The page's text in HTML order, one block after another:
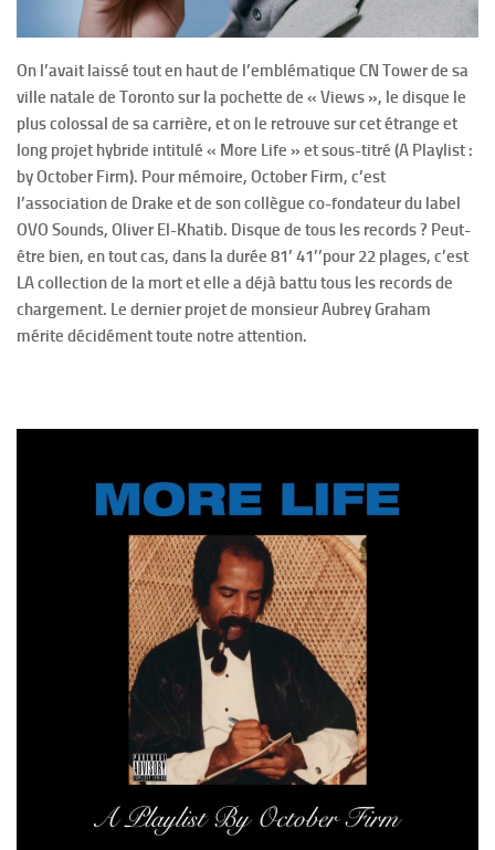
On l’avait laissé tout en haut de l’emblématique CN Tower de sa
ville natale de Toronto sur la pochette de « Views », le disque le
plus colossal de sa carrière, et on le retrouve sur cet étrange et
long projet hybride intitulé « More Life » et sous-titré (A Playlist :
by October Firm). Pour mémoire, October Firm, c’est
l’association de Drake et de son collègue co-fondateur du label
OVO Sounds, Oliver El-Khatib. Disque de tous les records ? Peut-
être bien, en tout cas, dans la durée 81’ 41’’pour 22 plages, c’est
LA collection de la mort et elle a déjà battu tous les records de
chargement. Le dernier projet de monsieur Aubrey Graham
mérite décidément toute notre attention.